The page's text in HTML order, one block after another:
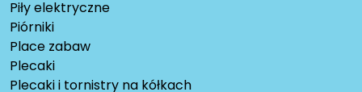
Piły elektryczne
Piórniki
Place zabaw
Plecaki
Plecaki i tornistry na kółkach